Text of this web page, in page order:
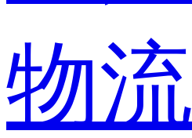
物流